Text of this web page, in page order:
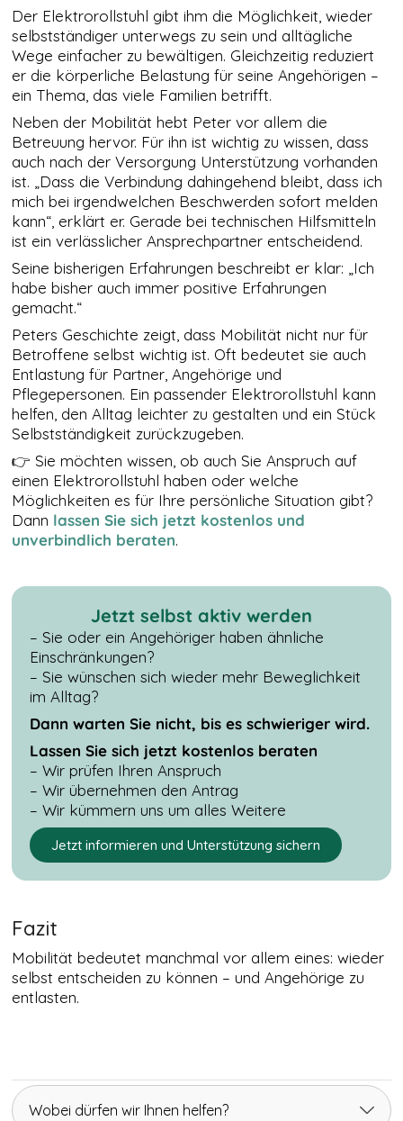
Der Elektrorollstuhl gibt ihm die Möglichkeit, wieder
selbstständiger unterwegs zu sein und alltägliche
Wege einfacher zu bewältigen. Gleichzeitig reduziert
er die körperliche Belastung für seine Angehörigen –
ein Thema, das viele Familien betrifft.
Neben der Mobilität hebt Peter vor allem die
Betreuung hervor. Für ihn ist wichtig zu wissen, dass
auch nach der Versorgung Unterstützung vorhanden
ist. „Dass die Verbindung dahingehend bleibt, dass ich
mich bei irgendwelchen Beschwerden sofort melden
kann“, erklärt er. Gerade bei technischen Hilfsmitteln
ist ein verlässlicher Ansprechpartner entscheidend.
Seine bisherigen Erfahrungen beschreibt er klar: „Ich
habe bisher auch immer positive Erfahrungen
gemacht.“
Peters Geschichte zeigt, dass Mobilität nicht nur für
Betroffene selbst wichtig ist. Oft bedeutet sie auch
Entlastung für Partner, Angehörige und
Pflegepersonen. Ein passender Elektrorollstuhl kann
helfen, den Alltag leichter zu gestalten und ein Stück
Selbstständigkeit zurückzugeben.
👉 Sie möchten wissen, ob auch Sie Anspruch auf
einen Elektrorollstuhl haben oder welche
Möglichkeiten es für Ihre persönliche Situation gibt?
Dann lassen Sie sich jetzt kostenlos und
unverbindlich beraten.
Jetzt selbst aktiv werden
– Sie oder ein Angehöriger haben ähnliche
Einschränkungen?
– Sie wünschen sich wieder mehr Beweglichkeit
im Alltag?
Dann warten Sie nicht, bis es schwieriger wird.
Lassen Sie sich jetzt kostenlos beraten
– Wir prüfen Ihren Anspruch
– Wir übernehmen den Antrag
– Wir kümmern uns um alles Weitere
Jetzt informieren und Unterstützung sichern
Fazit
Mobilität bedeutet manchmal vor allem eines: wieder
selbst entscheiden zu können – und Angehörige zu
entlasten.
Wobei dürfen wir Ihnen helfen?
STATISTIKEN
Damit wir die
Funktionalität
und die
Struktur der
Website
können,
basierend auf
der Nutzung
der Website
verwenden
wir ein
Analysetool
zur
von
Statistiken.
Dieses
ist Google
Analytics.
DRITTANBIETER
EINBETTUNGEN
verwenden wir
nur Google Maps
und Youtube als
sogenanntes
Embed. Google
Maps Karten und
TRACKING &
MARKETING
COOKIES
Tracking-
Cookies sind
in Ihrem
Browser
abgelegte
Textdateien,
die Daten über
den Benutzer
und seinen
verwendeten
Browser
aufzeichnen
auf einer
Surfaktivitäten,
geografischer
Standort, usw.
und Werbung
auszuspielen.